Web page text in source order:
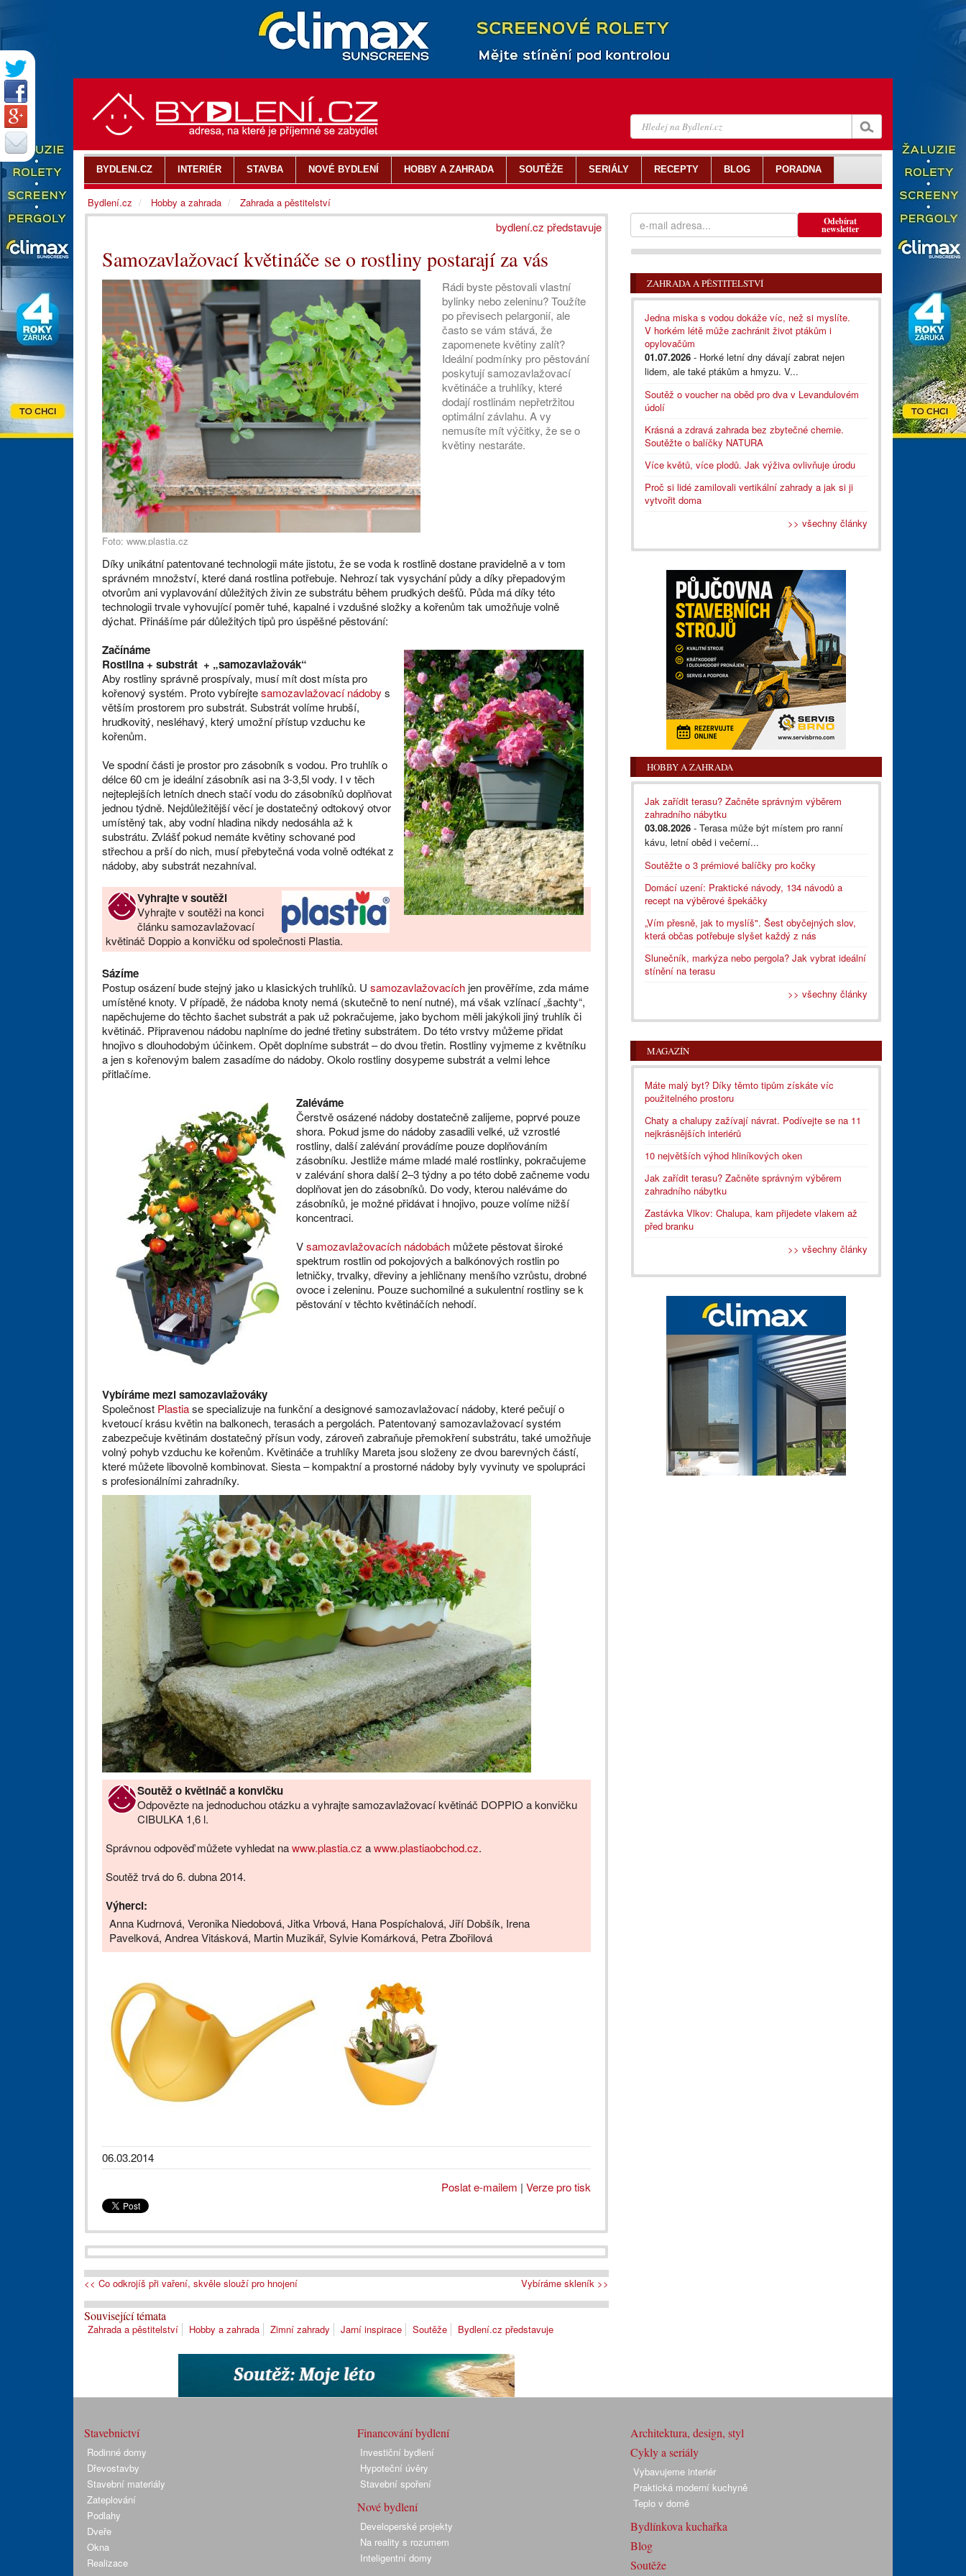
bydlení.cz představuje
Samozavlažovací květináče se o rostliny postarají za vás
Foto: www.plastia.cz
Rádi byste pěstovali vlastní
bylinky nebo zeleninu? Toužíte
po převisech pelargonií, ale
často se vám stává, že
zapomenete květiny zalít?
Ideální podmínky pro pěstování
poskytují samozavlažovací
květináče a truhlíky, které
dodají rostlinám nepřetržitou
optimální závlahu. A vy
nemusíte mít výčitky, že se o
květiny nestaráte.
Díky unikátní patentované technologii máte jistotu, že se voda k rostlině dostane pravidelně a v tom
správném množství, které daná rostlina potřebuje. Nehrozí tak vysychání půdy a díky přepadovým
otvorům ani vyplavování důležitých živin ze substrátu během prudkých dešťů. Půda má díky této
technologii trvale vyhovující poměr tuhé, kapalné i vzdušné složky a kořenům tak umožňuje volně
dýchat. Přinášíme pár důležitých tipů pro úspěšné pěstování:
Začínáme
Rostlina + substrát + „samozavlažovák“
Aby rostliny správně prospívaly, musí mít dost místa pro
kořenový systém. Proto vybírejtesamozavlažovací nádoby s
větším prostorem pro substrát. Substrát volíme hrubší,
hrudkovitý, nesléhavý, který umožní přístup vzduchu ke
kořenům.
Ve spodní části je prostor pro zásobník s vodou. Pro truhlík o
délce 60 cm je ideální zásobník asi na 3-3,5l vody. I v těch
nejteplejších letních dnech stačí vodu do zásobníků doplňovat
jednou týdně. Nejdůležitější věcí je dostatečný odtokový otvor
umístěný tak, aby vodní hladina nikdy nedosáhla až k
substrátu. Zvlášť pokud nemáte květiny schované pod
střechou a prší do nich, musí přebytečná voda volně odtékat z
nádoby, aby substrát nezahníval.
Vyhrajte v soutěži
Vyhrajte v soutěži na konci
článku samozavlažovací
květináč Doppio a konvičku od společnosti Plastia.
Sázíme
Postup osázení bude stejný jako u klasických truhlíků. U samozavlažovacích jen prověříme, zda máme
umístěné knoty. V případě, že nádoba knoty nemá (skutečně to není nutné), má však vzlínací „šachty“,
napěchujeme do těchto šachet substrát a pak už pokračujeme, jako bychom měli jakýkoli jiný truhlík či
květináč. Připravenou nádobu naplníme do jedné třetiny substrátem. Do této vrstvy můžeme přidat
hnojivo s dlouhodobým účinkem. Opět doplníme substrát – do dvou třetin. Rostliny vyjmeme z květníku
a jen s kořenovým balem zasadíme do nádoby. Okolo rostliny dosypeme substrát a velmi lehce
přitlačíme.
Zaléváme
Čerstvě osázené nádoby dostatečně zalijeme, poprvé pouze
shora. Pokud jsme do nádoby zasadili velké, už vzrostlé
rostliny, další zalévání provádíme pouze doplňováním
zásobníku. Jestliže máme mladé malé rostlinky, pokračujeme
v zalévání shora další 2–3 týdny a po této době začneme vodu
doplňovat jen do zásobníků. Do vody, kterou naléváme do
zásobníků, je možné přidávat i hnojivo, pouze volíme nižší
koncentraci.
Vsamozavlažovacích nádobách můžete pěstovat široké
spektrum rostlin od pokojových a balkónových rostlin po
letničky, trvalky, dřeviny a jehličnany menšího vzrůstu, drobné
ovoce i zeleninu. Pouze suchomilné a sukulentní rostliny se k
pěstování v těchto květináčích nehodí.
Vybíráme mezi samozavlažováky
Společnost Plastiase specializuje na funkční a designové samozavlažovací nádoby, které pečují o
kvetoucí krásu květin na balkonech, terasách a pergolách. Patentovaný samozavlažovací systém
zabezpečuje květinám dostatečný přísun vody, zároveň zabraňuje přemokření substrátu, také umožňuje
volný pohyb vzduchu ke kořenům. Květináče a truhlíky Mareta jsou složeny ze dvou barevných částí,
které můžete libovolně kombinovat. Siesta – kompaktní a prostorné nádoby byly vyvinuty ve spolupráci
s profesionálními zahradníky.
Soutěž o květináč a konvičku
Odpovězte na jednoduchou otázku a vyhrajte samozavlažovací květináč DOPPIO a konvičku
CIBULKA 1,6 l.
Správnou odpověď můžete vyhledat nawww.plastia.cz awww.plastiaobchod.cz.
Soutěž trvá do 6. dubna 2014.
Výherci:
Anna Kudrnová, Veronika Niedobová, Jitka Vrbová, Hana Pospíchalová, Jiří Dobšík, Irena
Pavelková, Andrea Vitásková, Martin Muzikář, Sylvie Komárková, Petra Zbořilová
06.03.2014
Poslat e-mailem | Verze pro tisk
<< Co odkrojíš při vaření, skvěle slouží pro hnojení Vybíráme skleník >>
Související témata
Zahrada a pěstitelství Hobby a zahrada Zimní zahrady Jarní inspirace Soutěže Bydlení.cz představuje
Odebírat
newsletter
ZAHRADA A PĚSTITELSTVÍ
Jedna miska s vodou dokáže víc, než si myslíte.
V horkém létě může zachránit život ptákům i
opylovačům
01.07.2026 - Horké letní dny dávají zabrat nejen
lidem, ale také ptákům a hmyzu. V...
Soutěž o voucher na oběd pro dva v Levandulovém
údolí
Krásná a zdravá zahrada bez zbytečné chemie.
Soutěžte o balíčky NATURA
Více květů, více plodů. Jak výživa ovlivňuje úrodu
Proč si lidé zamilovali vertikální zahrady a jak si ji
vytvořit doma
>> všechny články
HOBBY A ZAHRADA
Jak zařídit terasu? Začněte správným výběrem
zahradního nábytku
03.08.2026 - Terasa může být místem pro ranní
kávu, letní oběd i večerní...
Soutěžte o 3 prémiové balíčky pro kočky
Domácí uzení: Praktické návody, 134 návodů a
recept na výběrové špekáčky
„Vím přesně, jak to myslíš". Šest obyčejných slov,
která občas potřebuje slyšet každý z nás
Slunečník, markýza nebo pergola? Jak vybrat ideální
stínění na terasu
>> všechny články
MAGAZÍN
Máte malý byt? Díky těmto tipům získáte víc
použitelného prostoru
Chaty a chalupy zažívají návrat. Podívejte se na 11
nejkrásnějších interiérů
10 největších výhod hliníkových oken
Jak zařídit terasu? Začněte správným výběrem
zahradního nábytku
Zastávka Vlkov: Chalupa, kam přijedete vlakem až
před branku
>> všechny články
BYDLENI.CZ INTERIÉR STAVBA NOVÉ BYDLENÍ HOBBY A ZAHRADA SOUTĚŽE SERIÁLY RECEPTY BLOG PORADNA
Bydlení.cz Hobby a zahrada Zahrada a pěstitelství
Stavebnictví
Rodinné domy
Dřevostavby
Stavební materiály
Zateplování
Podlahy
Dveře
Okna
Realizace
Financování bydlení
Investiční bydlení
Hypoteční úvěry
Stavební spoření
Nové bydlení
Developerské projekty
Na reality s rozumem
Inteligentní domy
Architektura, design, styl
Cykly a seriály
Vybavujeme interiér
Praktická moderní kuchyně
Teplo v domě
Bydlínkova kuchařka
Blog
Soutěže